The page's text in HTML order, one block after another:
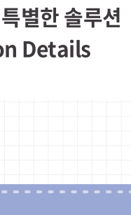
별한 솔루션
Details